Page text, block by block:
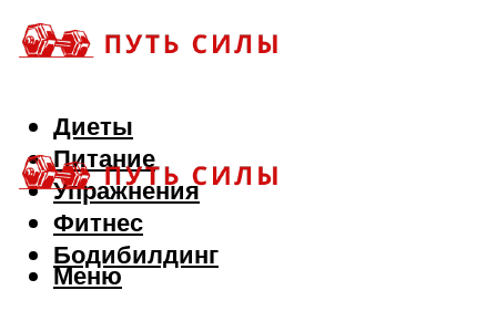
Диеты
Питание
Упражнения
Фитнес
Бодибилдинг
Меню